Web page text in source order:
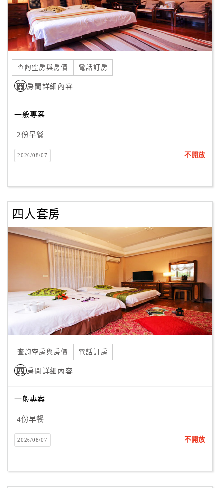
意
度
訂
單
管
理
員
戶
客
服
聯
單
上
紅
利
查
訂
房
Q&A
可邀三五好友喝茶啜酒烤肉，呼吸香甜自然氣息，享受陽
光、白雲、青山與植栽的美感。
若您還在想如何釋放忙碌生活壓力？那麼請您快到雲湘居
間採光窗景臥室，讓您親身體驗寧靜與視野美感，讓住宿的
您留下美好回憶。
查詢空房與房價 電話訂房
房間詳細內容
一般專案
2份早餐
2026/08/07 不開放
四人套房
查詢空房與房價 電話訂房
房間詳細內容
一般專案
4份早餐
2026/08/07 不開放